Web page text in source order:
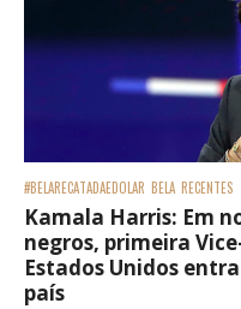
#BELARECATADAEDOLAR BELA RECENTES
Kamala Harris: Em
negros, primeira
Estados Unidos
país